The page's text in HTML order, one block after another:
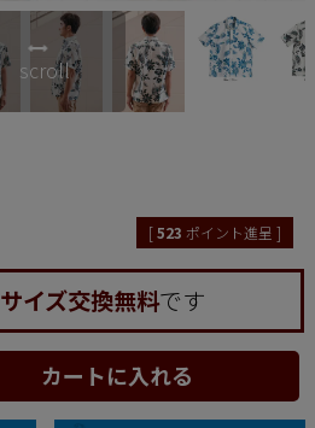
scroll
[523 ポイント進呈 ]
サイズ交換無料です
カートに入れる